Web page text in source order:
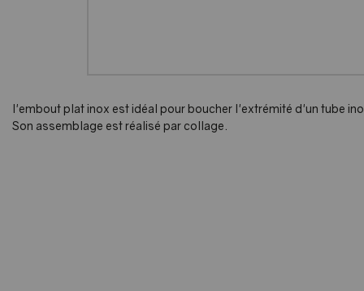
l'embout plat inox est idéal pour boucher l'extrémité d'un tube
Son assemblage est réalisé par collage.